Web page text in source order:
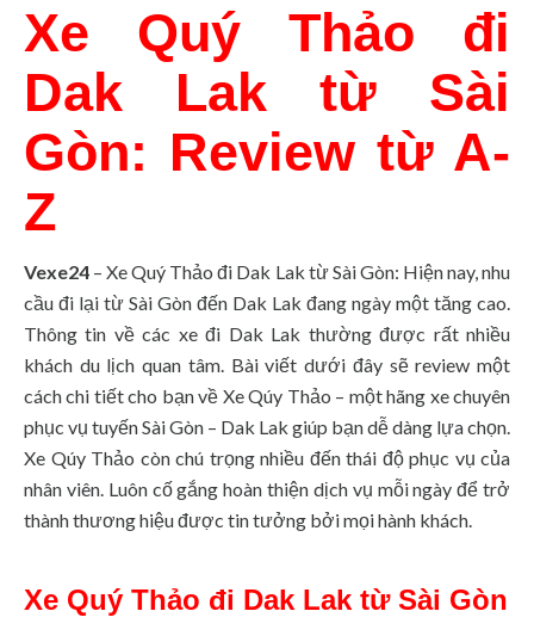
Xe Quý Thảo đi
Dak Lak từ Sài
Gòn: Review từ A-
Z
Vexe24 – Xe Quý Thảo đi Dak Lak từ Sài Gòn: Hiện nay, nhu
cầu đi lại từ Sài Gòn đến Dak Lak đang ngày một tăng cao.
Thông tin về các xe đi Dak Lak thường được rất nhiều
khách du lịch quan tâm. Bài viết dưới đây sẽ review một
cách chi tiết cho bạn về Xe Qúy Thảo – một hãng xe chuyên
phục vụ tuyến Sài Gòn – Dak Lak giúp bạn dễ dàng lựa chọn.
Xe Qúy Thảo còn chú trọng nhiều đến thái độ phục vụ của
nhân viên. Luôn cố gắng hoàn thiện dịch vụ mỗi ngày để trở
thành thương hiệu được tin tưởng bởi mọi hành khách.
Xe Quý Thảo đi Dak Lak từ Sài Gòn